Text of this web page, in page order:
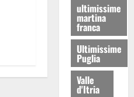
ultimissime
martina
franca
Ultimissime
Puglia
Valle
d'Itria